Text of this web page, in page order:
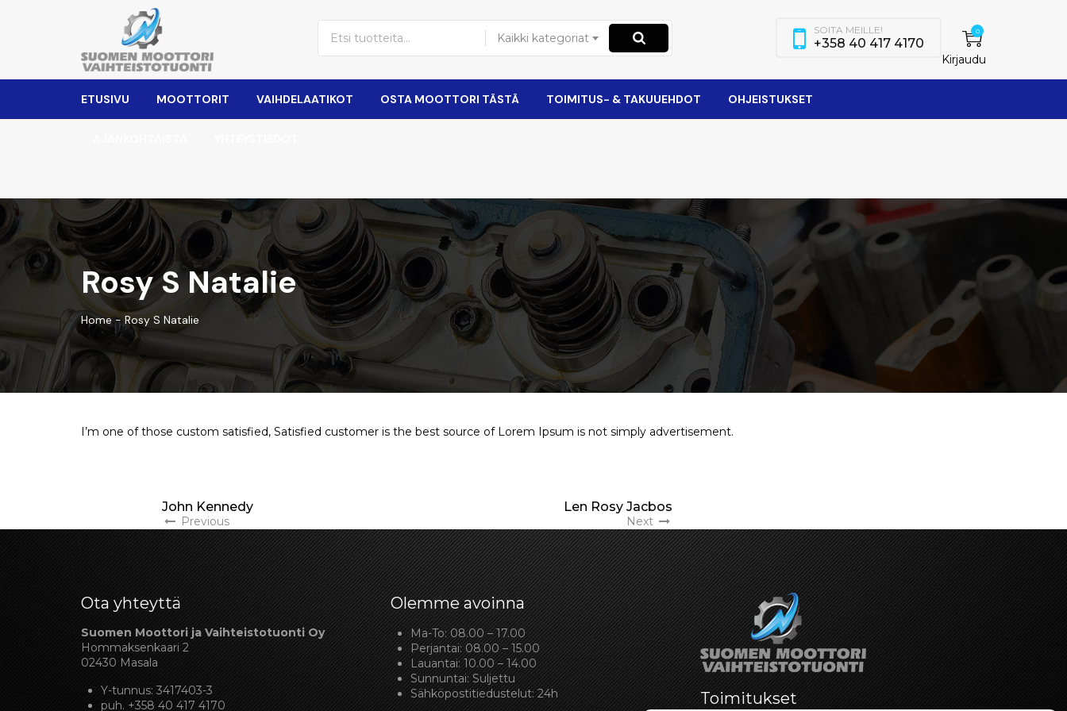
Kaikki kategoriat 0
Kirjaudu
SOITA MEILLE!
+358 40 417 4170
ETUSIVU MOOTTORIT VAIHDELAATIKOT OSTA MOOTTORI TÄSTÄ TOIMITUS- & TAKUUEHDOT OHJEISTUKSET
Rosy S Natalie
Home-Rosy S Natalie
I’m one of those custom satisfied, Satisfied customer is the best source of Lorem Ipsum is not simply advertisement.
John Kennedy
Previous
Len Rosy Jacbos
Next
Ota yhteyttä
Suomen Moottori ja Vaihteistotuonti Oy
Hommaksenkaari 2
02430 Masala
Y-tunnus: 3417403-3
puh. +358 40 417 4170
Olemme avoinna
Ma-To: 08.00 – 17.00
Perjantai: 08.00 – 15.00
Lauantai: 10.00 – 14.00
Sunnuntai: Suljettu
Sähköpostitiedustelut: 24h
Toimitukset